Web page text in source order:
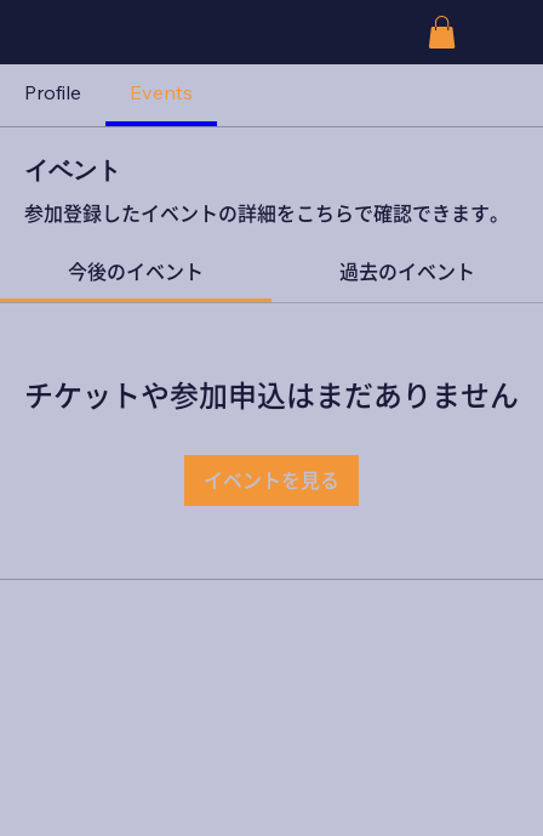
Profile Events
イベント
参加登録したイベントの詳細をこちらで確認できます。
今後のイベント 過去のイベント
チケットや参加申込はまだありません
イベントを見る